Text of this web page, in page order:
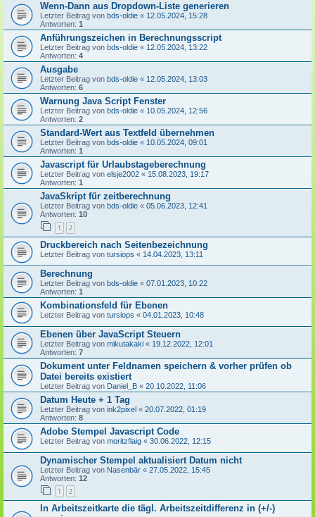
Wenn-Dann aus Dropdown-Liste generieren
Letzter Beitrag von bds-oldie « 12.05.2024, 15:28
Antworten: 1
Anführungszeichen in Berechnungsscript
Letzter Beitrag von bds-oldie « 12.05.2024, 13:22
Antworten: 4
Ausgabe
Letzter Beitrag von bds-oldie « 12.05.2024, 13:03
Antworten: 6
Warnung Java Script Fenster
Letzter Beitrag von bds-oldie « 10.05.2024, 12:56
Antworten: 2
Standard-Wert aus Textfeld übernehmen
Letzter Beitrag von bds-oldie « 10.05.2024, 09:01
Antworten: 1
Javascript für Urlaubstageberechnung
Letzter Beitrag von elsje2002 « 15.08.2023, 19:17
Antworten: 1
JavaSkript für zeitberechnung
Letzter Beitrag von bds-oldie « 05.06.2023, 12:41
Antworten: 10
1 2
Druckbereich nach Seitenbezeichnung
Letzter Beitrag von tursiops « 14.04.2023, 13:11
Berechnung
Letzter Beitrag von bds-oldie « 07.01.2023, 10:22
Antworten: 1
Kombinationsfeld für Ebenen
Letzter Beitrag von tursiops « 04.01.2023, 10:48
Ebenen über JavaScript Steuern
Letzter Beitrag von mikutakaki « 19.12.2022, 12:01
Antworten: 7
Dokument unter Feldnamen speichern & vorher prüfen ob
Datei bereits existiert
Letzter Beitrag von Daniel_B « 20.10.2022, 11:06
Datum Heute + 1 Tag
Letzter Beitrag von ink2pixel « 20.07.2022, 01:19
Antworten: 8
Adobe Stempel Javascript Code
Letzter Beitrag von moritzflaig « 30.06.2022, 12:15
Dynamischer Stempel aktualisiert Datum nicht
Letzter Beitrag von Nasenbär « 27.05.2022, 15:45
Antworten: 12
1 2
In Arbeitszeitkarte die tägl. Arbeitszeitdifferenz in (+/-)